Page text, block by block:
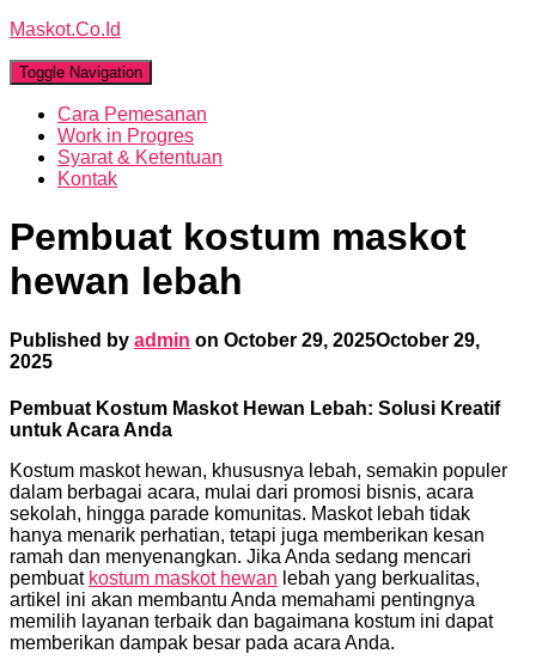
Maskot.Co.Id
Toggle Navigation
Cara Pemesanan
Work in Progres
Syarat & Ketentuan
Kontak
Pembuat kostum maskot
hewan lebah
Published by admin on October 29, 2025October 29,
2025
Pembuat Kostum Maskot Hewan Lebah: Solusi Kreatif
untuk Acara Anda
Kostum maskot hewan, khususnya lebah, semakin populer
dalam berbagai acara, mulai dari promosi bisnis, acara
sekolah, hingga parade komunitas. Maskot lebah tidak
hanya menarik perhatian, tetapi juga memberikan kesan
ramah dan menyenangkan. Jika Anda sedang mencari
pembuat kostum maskot hewan lebah yang berkualitas,
artikel ini akan membantu Anda memahami pentingnya
memilih layanan terbaik dan bagaimana kostum ini dapat
memberikan dampak besar pada acara Anda.